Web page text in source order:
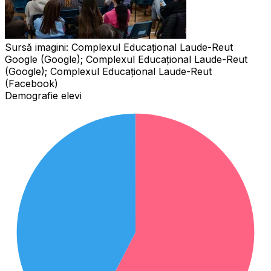
Sursă imagini: Complexul Educațional Laude-Reut
Google (Google); Complexul Educațional Laude-Reut
(Google); Complexul Educațional Laude-Reut
(Facebook)
Demografie elevi